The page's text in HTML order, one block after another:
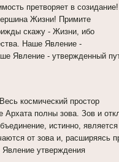
претворяет в созидание!
Жизни! Примите
скажу - Жизни, ибо
Наше Явление -
Явление - утвержденный
космический простор
полны зова. Зов и
истинно, является
от зова и, расширяясь
Явление утверждения